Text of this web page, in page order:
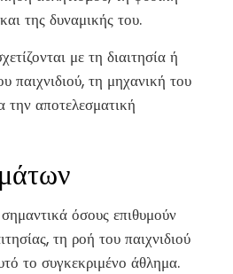
της δυναμικής του.
με τη διαιτησία ή
παιχνιδιού, τη μηχανική του
την αποτελεσματική
όσους επιθυμούν
τη ροή του παιχνιδιού
το συγκεκριμένο άθλημα.